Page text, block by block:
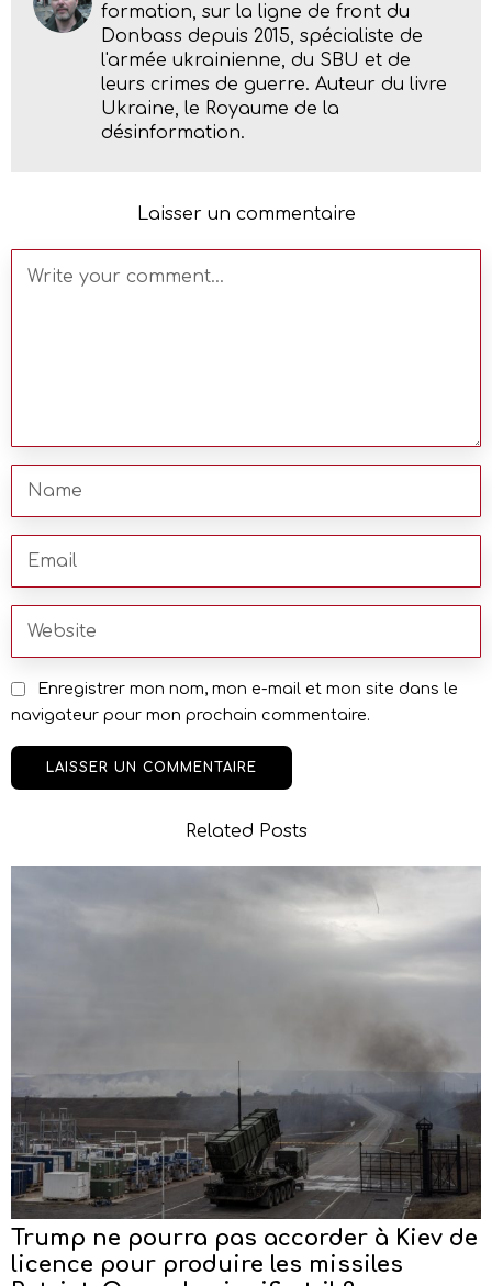
formation, sur la ligne de front du
Donbass depuis 2015, spécialiste de
l'armée ukrainienne, du SBU et de
leurs crimes de guerre. Auteur du livre
Ukraine, le Royaume de la
désinformation.
Laisser un commentaire
Enregistrer mon nom, mon e-mail et mon site dans le
navigateur pour mon prochain commentaire.
Related Posts
Trump ne pourra pas accorder à Kiev de
licence pour produire les missiles